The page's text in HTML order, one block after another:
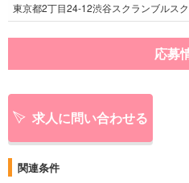
東京都2丁目24-12渋谷スクランブルス
応募
求人に問い合わせる
関連条件